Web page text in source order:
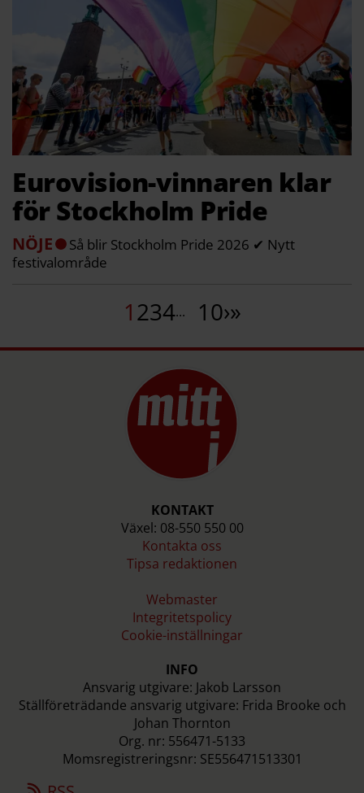
Eurovision-vinnaren klar
för Stockholm Pride
NÖJE
Så blir Stockholm Pride 2026 ✔ Nytt
festivalområde
1234... 10›»
KONTAKT
Växel: 08-550 550 00
Kontakta oss
Tipsa redaktionen
Webmaster
Integritetspolicy
Cookie-inställningar
INFO
Ansvarig utgivare: Jakob Larsson
Ställföreträdande ansvarig utgivare: Frida Brooke och
Johan Thornton
Org. nr: 556471-5133
Momsregistreringsnr: SE556471513301